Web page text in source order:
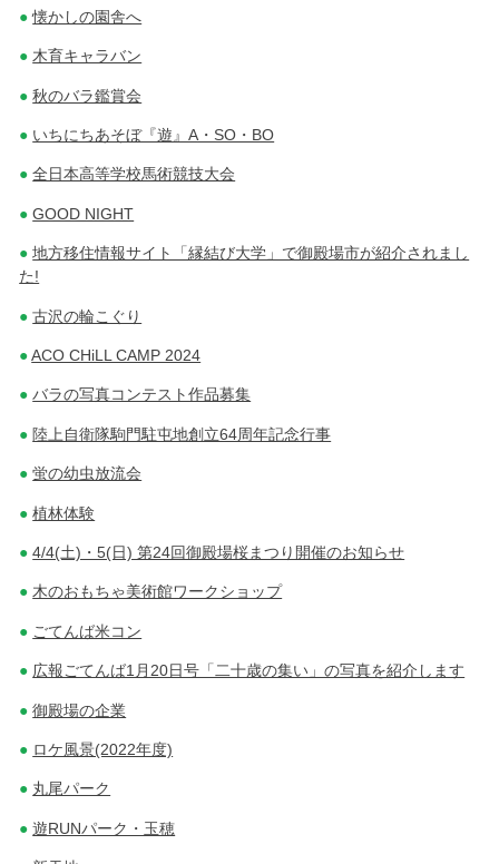
懐かしの園舎へ
木育キャラバン
秋のバラ鑑賞会
いちにちあそぼ『遊』A・SO・BO
全日本高等学校馬術競技大会
GOOD NIGHT
地方移住情報サイト「縁結び大学」で御殿場市が紹介されまし
た!
古沢の輪こぐり
ACO CHiLL CAMP 2024
バラの写真コンテスト作品募集
陸上自衛隊駒門駐屯地創立64周年記念行事
蛍の幼虫放流会
植林体験
4/4(土)・5(日) 第24回御殿場桜まつり開催のお知らせ
木のおもちゃ美術館ワークショップ
ごてんば米コン
広報ごてんば1月20日号「二十歳の集い」の写真を紹介します
御殿場の企業
ロケ風景(2022年度)
丸尾パーク
遊RUNパーク・玉穂